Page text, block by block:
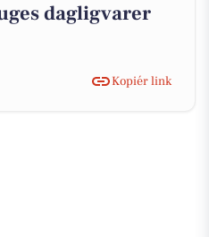
dagligvarer
Kopiér link